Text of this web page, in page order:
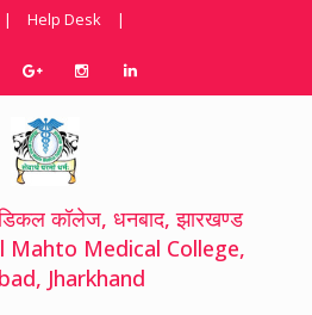
| Help Desk |
कॉलेज, धनबाद, झारखण्ड
Mahto Medical College,
Jharkhand